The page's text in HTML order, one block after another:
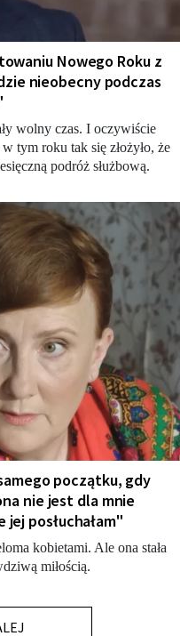
Nowego Roku z
nieobecny podczas
wolny czas. I oczywiście
tym roku tak się złożyło, że
podróż służbową.
początku, gdy
nie jest dla mnie
posłuchałam"
kobietami. Ale ona stała
miłością.